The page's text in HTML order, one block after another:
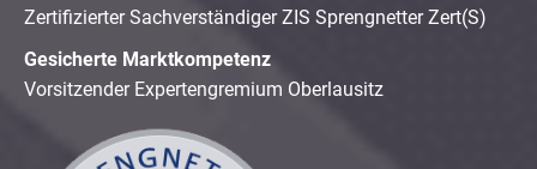
Zertifizierter Sachverständiger ZIS Sprengnetter Zert(S)
Gesicherte Marktkompetenz
Vorsitzender Expertengremium Oberlausitz